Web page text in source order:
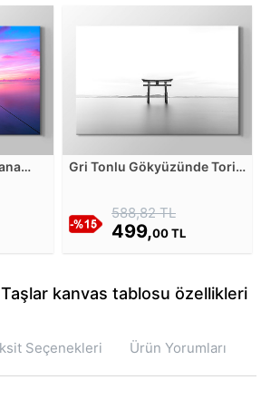
Gri Tonlu Gökyüzünde Torii
588,82 TL
499,00 TL
Taşlar kanvas tablosu özellikleri
Seçenekleri Ürün Yorumları